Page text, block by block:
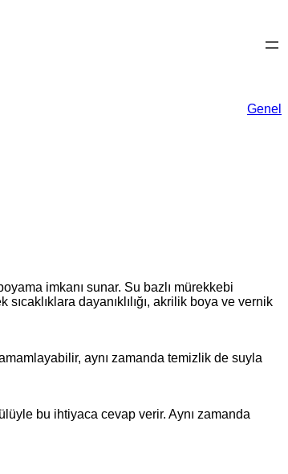
Genel
imkanı sunar. Su bazlı mürekkebi
dayanıklılığı, akrilik boya ve vernik
aynı zamanda temizlik de suyla
bu ihtiyaca cevap verir. Aynı zamanda